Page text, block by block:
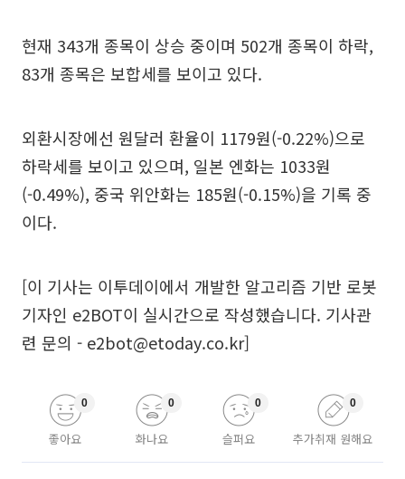
현재 343개 종목이 상승 중이며 502개 종목이 하락,
83개 종목은 보합세를 보이고 있다.
외환시장에선 원달러 환율이 1179원(-0.22%)으로
하락세를 보이고 있으며, 일본 엔화는 1033원
(-0.49%), 중국 위안화는 185원(-0.15%)을 기록 중
이다.
[이 기사는 이투데이에서 개발한 알고리즘 기반 로봇
기자인 e2BOT이 실시간으로 작성했습니다. 기사관
련 문의 - e2bot@etoday.co.kr]
좋아요
0
화나요
0
슬퍼요
0
추가취재 원해요
0